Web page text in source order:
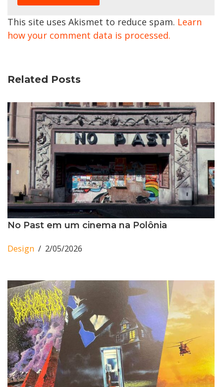
This site uses Akismet to reduce spam. Learn
how your comment data is processed.
Related Posts
No Past em um cinema na Polônia
Design 2/05/2026